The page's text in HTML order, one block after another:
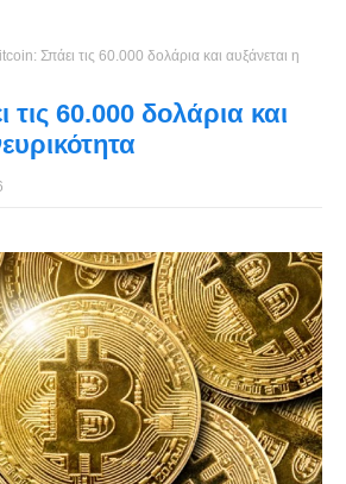
Σπάει τις 60.000 δολάρια και αυξάνεται η
60.000 δολάρια και